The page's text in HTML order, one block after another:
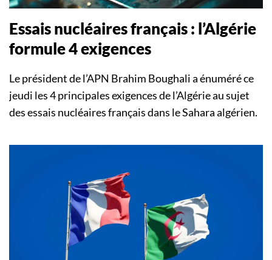
Essais nucléaires français : l’Algérie
formule 4 exigences
Le président de l’APN Brahim Boughali a énuméré ce
jeudi les 4 principales exigences de l’Algérie au sujet
des essais nucléaires français dans le Sahara algérien.